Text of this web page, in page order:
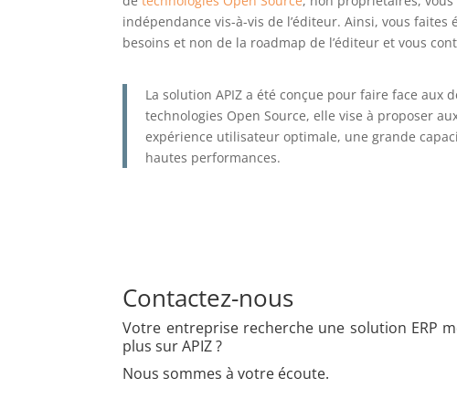
indépendance vis-à-vis de l’éditeur. Ainsi, vous faites
besoins et non de la roadmap de l’éditeur et vous
La solution APIZ a été conçue pour faire face aux
technologies Open Source, elle vise à proposer
expérience utilisateur optimale, une grande
hautes performances.
Contactez-nous
Votre entreprise recherche une solution ERP
plus sur APIZ ?
Nous sommes à votre écoute.